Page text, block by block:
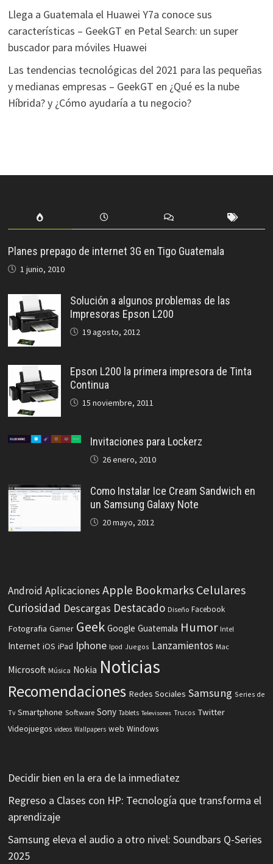
Llega a Guatemala el Huawei Y7a conoce sus
características – GeekGT en Petal Search: un super
buscador para móviles Huawei
Las tendencias tecnológicas del 2021 para las pequeñas
y medianas empresas – GeekGT en ¿Qué es la nube
Híbrida? y ¿Cómo ayudaría a tu negocio?
Planes prepago de internet 3G en Tigo Guatemala
1 junio, 2010
Solución a algunos problemas de las
Impresoras Epson L200
19 agosto, 2012
Epson L200 la primera impresora de Tinta
Continua
15 noviembre, 2011
Invitaciones para Lockerz
26 enero, 2010
Como Instalar Ice Cream Sandwich en
un Samsung Galaxy Note
20 mayo, 2012
Android Aplicaciones Apple Bookmarks Celulares
Curiosidad Descargas Destacado Diseño Facebook
Fotografia Gamer Geek Google Guatemala Humor Intel
Internet iOS iPad Iphone Ipod Juegos Lanzamientos Mac
Microsoft Música Nokia Noticias
Recomendaciones Redes Sociales Samsung Series de
Tv Smartphone Software Sony Tablets Televisores Trucos Twitter
Videojuegos videos Wallpapers web Windows
Decidir bien en la era de la inmediatez
Regreso a Clases con HP: Tecnología que transforma el
aprendizaje
Samsung eleva el audio a otro nivel: Soundbars Q-Series
2025